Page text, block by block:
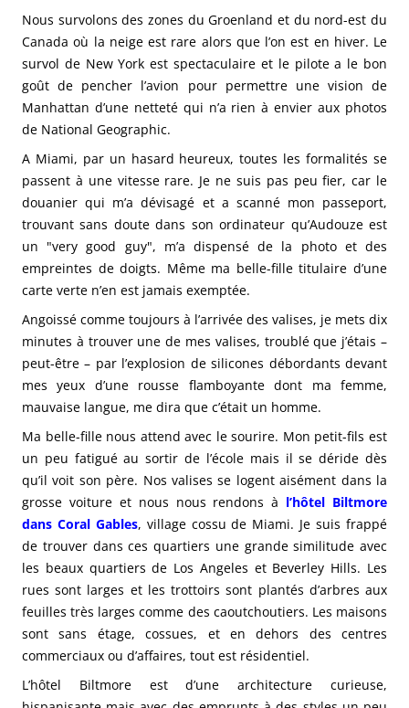
Nous survolons des zones du Groenland et du nord-est du
Canada où la neige est rare alors que l’on est en hiver. Le
survol de New York est spectaculaire et le pilote a le bon
goût de pencher l’avion pour permettre une vision de
Manhattan d’une netteté qui n’a rien à envier aux photos
de National Geographic.
A Miami, par un hasard heureux, toutes les formalités se
passent à une vitesse rare. Je ne suis pas peu fier, car le
douanier qui m’a dévisagé et a scanné mon passeport,
trouvant sans doute dans son ordinateur qu’Audouze est
un "very good guy", m’a dispensé de la photo et des
empreintes de doigts. Même ma belle-fille titulaire d’une
carte verte n’en est jamais exemptée.
Angoissé comme toujours à l’arrivée des valises, je mets dix
minutes à trouver une de mes valises, troublé que j’étais –
peut-être – par l’explosion de silicones débordants devant
mes yeux d’une rousse flamboyante dont ma femme,
mauvaise langue, me dira que c’était un homme.
Ma belle-fille nous attend avec le sourire. Mon petit-fils est
un peu fatigué au sortir de l’école mais il se déride dès
qu’il voit son père. Nos valises se logent aisément dans la
grosse voiture et nous nous rendons à l’hôtel Biltmore
dans Coral Gables, village cossu de Miami. Je suis frappé
de trouver dans ces quartiers une grande similitude avec
les beaux quartiers de Los Angeles et Beverley Hills. Les
rues sont larges et les trottoirs sont plantés d’arbres aux
feuilles très larges comme des caoutchoutiers. Les maisons
sont sans étage, cossues, et en dehors des centres
commerciaux ou d’affaires, tout est résidentiel.
L’hôtel Biltmore est d’une architecture curieuse,